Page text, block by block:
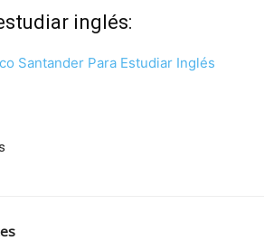
inglés:
Santander Para Estudiar Inglés